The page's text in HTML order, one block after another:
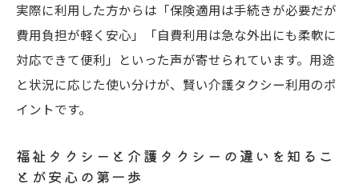
実際に利用した方からは「保険適用は手続きが必要だが
費用負担が軽く安心」「自費利用は急な外出にも柔軟に
対応できて便利」といった声が寄せられています。用途
と状況に応じた使い分けが、賢い介護タクシー利用のポ
イントです。
福祉タクシーと介護タクシーの違いを知るこ
とが安心の第一歩